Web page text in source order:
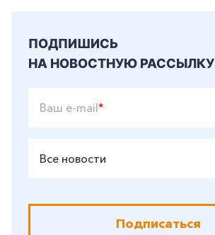
ПОДПИШИСЬ
НА НОВОСТНУЮ РАССЫЛКУ
Ваш e-mail*
Все новости
Подписаться